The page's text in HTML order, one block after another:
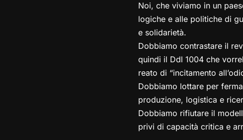
Noi, che viviamo in un
logiche e alle politiche di
e solidarietà.
Dobbiamo contrastare il
quindi il Ddl 1004 che
reato di “incitamento
Dobbiamo lottare per
produzione, logistica e
Dobbiamo rifiutare il
privi di capacità critica e